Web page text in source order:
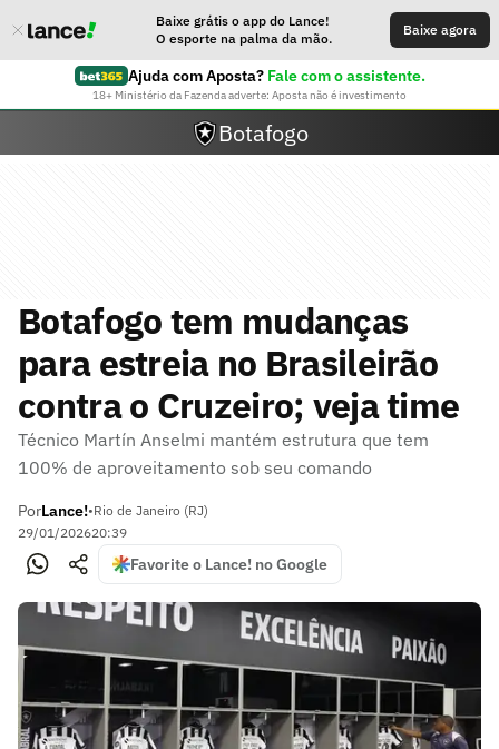
Baixe grátis o app do Lance!
O esporte na palma da mão.
Baixe agora
Ajuda com Aposta? Fale com o assistente.
18+ Ministério da Fazenda adverte: Aposta não é investimento
Botafogo
Botafogo tem mudanças
para estreia no Brasileirão
contra o Cruzeiro; veja time
Técnico Martín Anselmi mantém estrutura que tem
100% de aproveitamento sob seu comando
PorLance!•Rio de Janeiro (RJ)
29/01/202620:39
Favorite o Lance! no Google